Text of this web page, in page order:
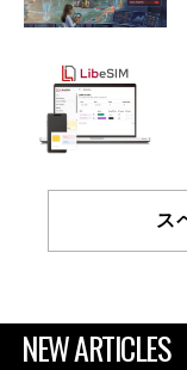
ス
NEW ARTICLES